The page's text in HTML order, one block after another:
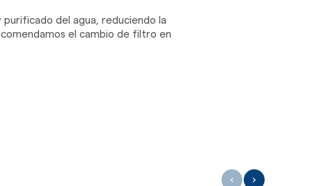
del agua, reduciendo la
el cambio de filtro en
‹ ›